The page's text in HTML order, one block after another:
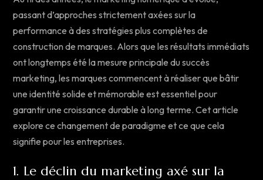
passant d’approches strictement axées sur la
performance à des stratégies plus complètes de
construction de marques. Alors que les résultats immédiats
ont longtemps été la mesure principale du succès
marketing, les marques commencent à réaliser que bâtir
une identité solide et mémorable est essentiel pour
garantir une croissance durable à long terme. Cet article
explore ce changement de paradigme et ce que cela
signifie pour les entreprises.
1. Le déclin du marketing axé sur la